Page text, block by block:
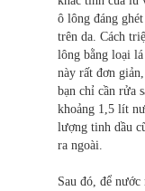
ô lông đáng ghét
trên da. Cách
lông bằng loại lá
này rất đơn giản,
bạn chỉ cần rửa
khoảng 1,5 lít
lượng tinh dầu
ra ngoài.
Sau đó, để